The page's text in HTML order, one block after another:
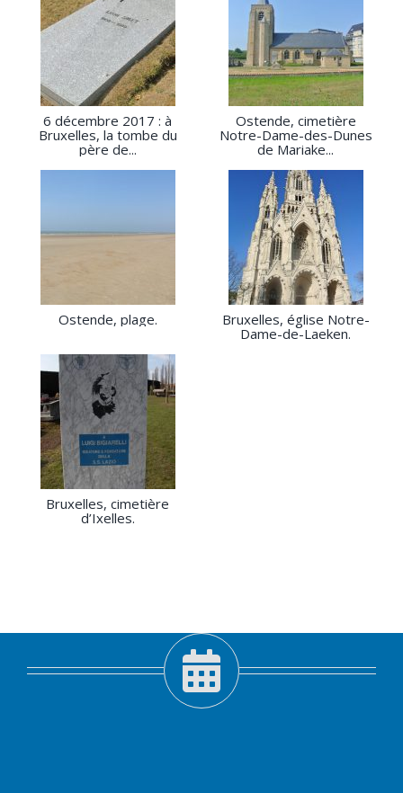
6 décembre 2017 : à
Bruxelles, la tombe du
père de...
Ostende, cimetière
Notre-Dame-des-Dunes
de Mariake...
Ostende, plage.
Bruxelles, église Notre-
Dame-de-Laeken.
Bruxelles, cimetière
d’Ixelles.